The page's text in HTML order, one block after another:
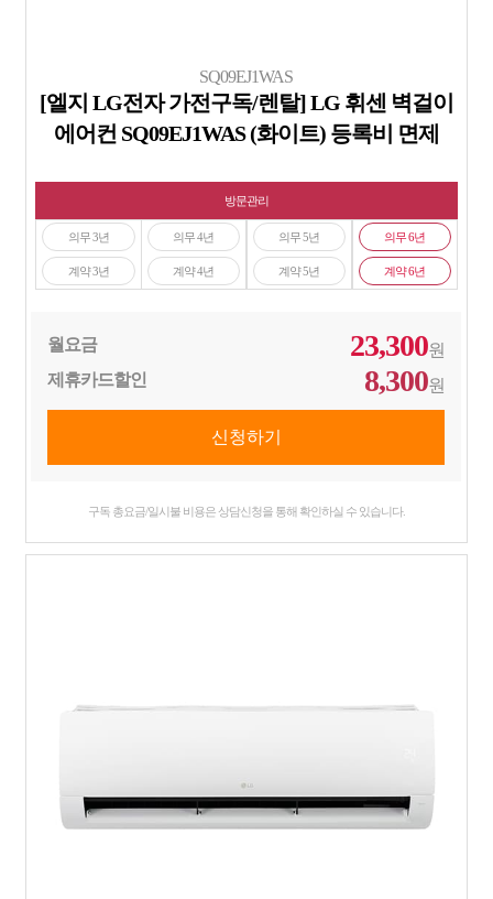
SQ09EJ1WAS
[엘지 LG전자 가전구독/렌탈] LG 휘센 벽걸이
에어컨 SQ09EJ1WAS (화이트) 등록비 면제
방문관리
의무 3년
계약 3년
의무 4년
계약 4년
의무 5년
계약 5년
의무 6년
계약 6년
월요금 23,300원
제휴카드할인
8,300원
구독 총요금/일시불 비용은 상담신청을 통해 확인하실 수 있습니다.